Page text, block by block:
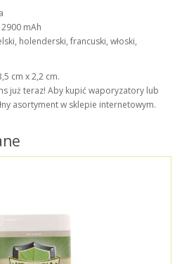
mAh
holenderski, francuski, włoski,
cm x 2,2 cm.
już teraz! Aby kupić waporyzatory lub
asortyment w sklepie internetowym.